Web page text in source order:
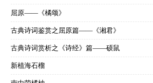
屈原——《橘颂》
古典诗词鉴赏之屈原篇——《湘君》
古典诗词赏析之《诗经》篇——硕鼠
新植海石榴